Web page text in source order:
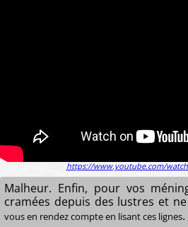
https://www.youtube.com/
Malheur. Enfin, pour vos
cramées depuis des lustres et
vous en rendez compte en lisant ces lignes.